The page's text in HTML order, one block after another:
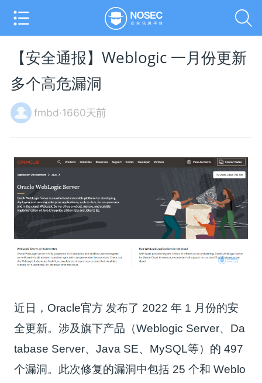
【安全通报】Weblogic 一月份更新
多个高危漏洞
fmbd·1660天前
近日，Oracle官方 发布了 2022 年 1 月份的安
全更新。涉及旗下产品（Weblogic Server、Da
tabase Server、Java SE、MySQL等）的 497
个漏洞。此次修复的漏洞中包括 25 个和 Weblo